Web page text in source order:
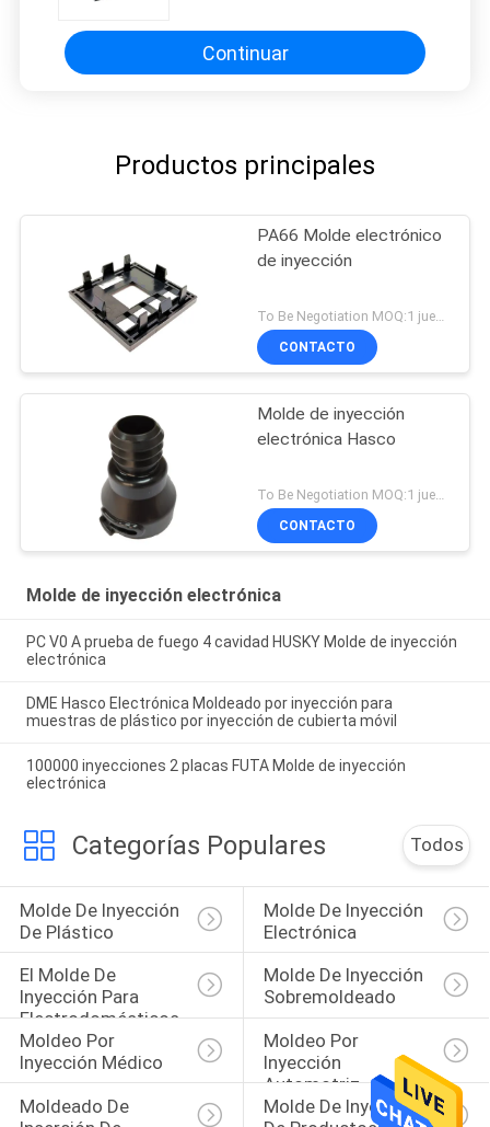
Continuar
Productos principales
PA66 Molde electrónico
de inyección
To Be Negotiation MOQ:1 juego
CONTACTO
Molde de inyección
electrónica Hasco
CONTACTO
Molde de inyección electrónica
PC V0 A prueba de fuego 4 cavidad HUSKY Molde de inyección
electrónica
DME Hasco Electrónica Moldeado por inyección para
muestras de plástico por inyección de cubierta móvil
100000 inyecciones 2 placas FUTA Molde de inyección
electrónica
Categorías Populares Todos
Molde De Inyección
De Plástico
Molde De Inyección
Electrónica
El Molde De
Inyección Para
Electrodomésticos
Molde De Inyección
Sobremoldeado
Moldeo Por
Inyección Médico
Moldeo Por
Inyección
Automotriz
Moldeado De
Molde De Inyección